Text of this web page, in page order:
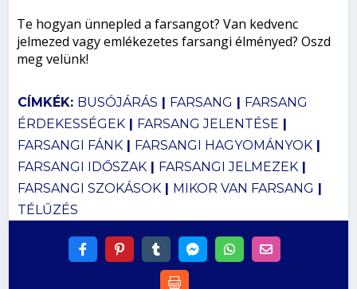
Te hogyan ünnepled a farsangot? Van kedvenc
jelmezed vagy emlékezetes farsangi élményed? Oszd
meg velünk!
CÍMKÉK: BUSÓJÁRÁS | FARSANG | FARSANG
ÉRDEKESSÉGEK| FARSANG JELENTÉSE |
FARSANGI FÁNK| FARSANGI HAGYOMÁNYOK|
FARSANGI IDŐSZAK| FARSANGI JELMEZEK|
FARSANGI SZOKÁSOK| MIKOR VAN FARSANG |
TÉLŰZÉS